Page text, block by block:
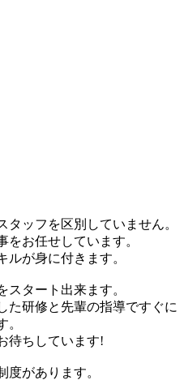
ッフを区別していません。
お任せしています。
ルが身に付きます。
タート出来ます。
た研修と先輩の指導ですぐに
。
待ちしています!
があります。